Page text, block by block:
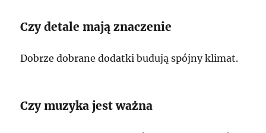
Czy detale mają znaczenie
Dobrze dobrane dodatki budują spójny klimat.
Czy muzyka jest ważna